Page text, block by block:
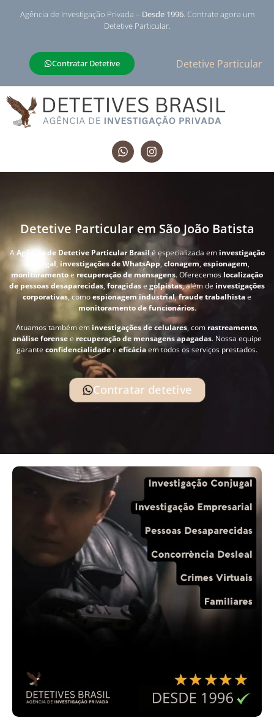
Agência de Investigação Privada – Desde 1996. Contrate agora um
Detetive Particular.
Contratar Detetive Detetive Particular
Detetive Particular em São João Batista
AAgência de Detetive Particular Brasil é especializada em investigação
conjugal, investigações de WhatsApp, clonagem,espionagem,
monitoramentoe recuperação de mensagens. Oferecemos localização
de pessoas desaparecidas, foragidase golpistas, além de investigações
corporativas, comoespionagem industrial,fraude trabalhistae
monitoramento de funcionários.
Atuamos também em investigações de celulares, com rastreamento,
análise forensee recuperação de mensagens apagadas. Nossa equipe
garante confidencialidadeeeficáciaem todos os serviços prestados.
Contratar detetive